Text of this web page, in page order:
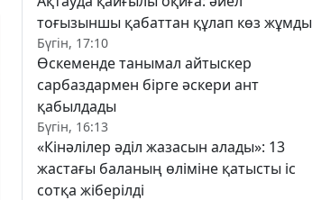
тоғызыншы қабаттан құлап көз жұмды
Бүгін, 17:10
Өскеменде танымал айтыскер
сарбаздармен бірге әскери ант
қабылдады
Бүгін, 16:13
«Кінәлілер әділ жазасын алады»: 13
жастағы баланың өліміне қатысты іс
сотқа жіберілді